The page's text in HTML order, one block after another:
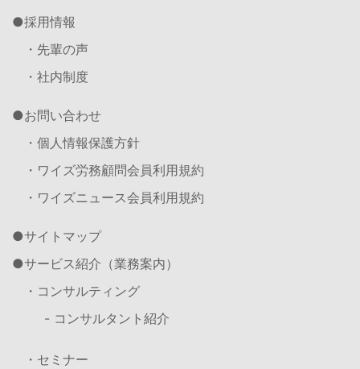
採用情報
・先輩の声
・社内制度
お問い合わせ
・個人情報保護方針
・ワイズ労務顧問会員利用規約
・ワイズニュース会員利用規約
サイトマップ
サービス紹介（業務案内）
・コンサルティング
- コンサルタント紹介
・セミナー